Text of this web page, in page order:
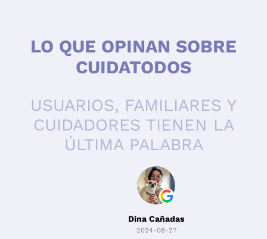
LO QUE OPINAN SOBRE
CUIDATODOS
USUARIOS, FAMILIARES Y
CUIDADORES TIENEN LA
ÚLTIMA PALABRA
Dina Cañadas
2024-08-27